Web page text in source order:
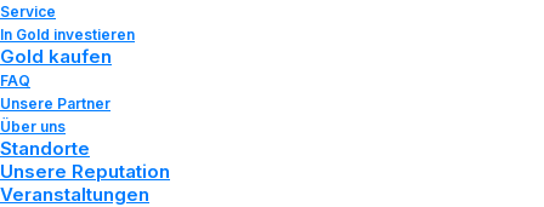
Service
In Gold investieren
Gold kaufen
FAQ
Unsere Partner
Über uns
Standorte
Unsere Reputation
Veranstaltungen